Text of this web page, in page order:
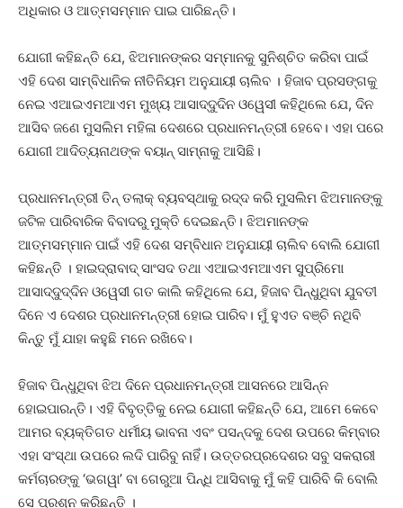
ଅଧିକାର ଓ ଆତ୍ମସମ୍ମାନ ପାଇ ପାରିଛନ୍ତି।
ଯୋଗୀ କହିଛନ୍ତି ଯେ, ଝିଅମାନଙ୍କର ସମ୍ମାନକୁ ସୁନିଶ୍ଚିତ କରିବା ପାଇଁ
ଏହି ଦେଶ ସାମ୍ବିଧାନିକ ନୀତିନିୟମ ଅନୁଯାୟୀ ଚାଲିବ । ହିଜାବ ପ୍ରସଙ୍ଗକୁ
ନେଇ ଏଆଇଏମଆଏମ ମୁଖ୍ୟ ଆସାଦ୍ଦୁଦିନ ଓୱେସୀ କହିଥିଲେ ଯେ, ଦିନ
ଆସିବ ଜଣେ ମୁସଲିମ ମହିଳା ଦେଶରେ ପ୍ରଧାନମନ୍ତ୍ରୀ ହେବେ। ଏହା ପରେ
ଯୋଗୀ ଆଦିତ୍ୟନାଥଙ୍କ ବୟାନ୍‌ ସାମ୍ନାକୁ ଆସିଛି।
ପ୍ରଧାନମନ୍ତ୍ରୀ ତିନ୍‌ ତଲାକ୍‌ ବ୍ୟବସ୍ଥାକୁ ରଦ୍ଦ କରି ମୁସଲିମ ଝିଅମାନଙ୍କୁ
ଜଟିଳ ପାରିବାରିକ ବିବାଦରୁ ମୁକ୍ତି ଦେଇଛନ୍ତି। ଝିଅମାନଙ୍କ
ଆତ୍ମସମ୍ମାନ ପାଇଁ ଏହି ଦେଶ ସମ୍ବିଧାନ ଅନୁଯାୟୀ ଚାଲିବ ବୋଲି ଯୋଗୀ
କହିଛନ୍ତି । ହାଇଦ୍ରାବାଦ୍‌ ସାଂସଦ ତଥା ଏଆଇଏମଆଏମ ସୁପ୍ରିମୋ
ଆସାଦ୍ଦୁଦ୍ଦିନ ଓୱେସୀ ଗତ କାଲି କହିଥିଲେ ଯେ, ହିଜାବ ପିନ୍ଧୁଥିବା ଯୁବତୀ
ଦିନେ ଏ ଦେଶର ପ୍ରଧାନମନ୍ତ୍ରୀ ହୋଇ ପାରିବ। ମୁଁ ହୁଏତ ବଞ୍ଚି ନଥିବି
କିନ୍ତୁ ମୁଁ ଯାହା କହୁଛି ମନେ ରଖିବେ।
ହିଜାବ ପିନ୍ଧୁଥିବା ଝିଅ ଦିନେ ପ୍ରଧାନମନ୍ତ୍ରୀ ଆସନରେ ଆସିନ୍ନ
ହୋଇପାରନ୍ତି। ଏହି ବିବୃତ୍ତିକୁ ନେଇ ଯୋଗୀ କହିଛନ୍ତି ଯେ, ଆମେ କେବେ
ଆମର ବ୍ୟକ୍ତିଗତ ଧର୍ମୀୟ ଭାବନା ଏବଂ ପସନ୍ଦକୁ ଦେଶ ଉପରେ କିମ୍ବାର
ଏହା ସଂସ୍ଥା ଉପରେ ଲଦି ପାରିବୁ ନାହିଁ। ଉତ୍ତରପ୍ରଦେଶର ସବୁ ସକରାରୀ
କର୍ମଚାରଙ୍କୁ ‘ଭଗୱା’ ବା ଗେରୁଆ ପିନ୍ଧି ଆସିବାକୁ ମୁଁ କହି ପାରିବି କି ବୋଲି
ସେ ପ୍ରଶ୍ନ କରିଛନ୍ତି ।